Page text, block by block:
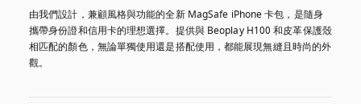
由我們設計，兼顧風格與功能的全新 MagSafe iPhone 卡包，是隨身
攜帶身份證和信用卡的理想選擇。提供與 Beoplay H100 和皮革保護殼
相匹配的顏色，無論單獨使用還是搭配使用，都能展現無縫且時尚的外
觀。